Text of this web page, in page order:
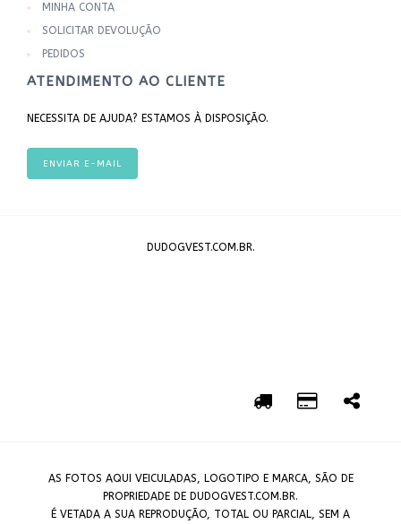
MINHA CONTA
SOLICITAR DEVOLUÇÃO
PEDIDOS
ATENDIMENTO AO CLIENTE
NECESSITA DE AJUDA? ESTAMOS À DISPOSIÇÃO.
ENVIAR E-MAIL
DUDOGVEST.COM.BR.
AS FOTOS AQUI VEICULADAS, LOGOTIPO E MARCA, SÃO DE
PROPRIEDADE DE DUDOGVEST.COM.BR.
É VETADA A SUA REPRODUÇÃO, TOTAL OU PARCIAL, SEM A